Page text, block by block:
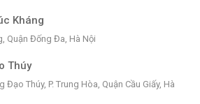
Kháng
Quận Đống Đa, Hà Nội
Thúy
Đạo Thúy, P. Trung Hòa, Quận Cầu Giấy, Hà